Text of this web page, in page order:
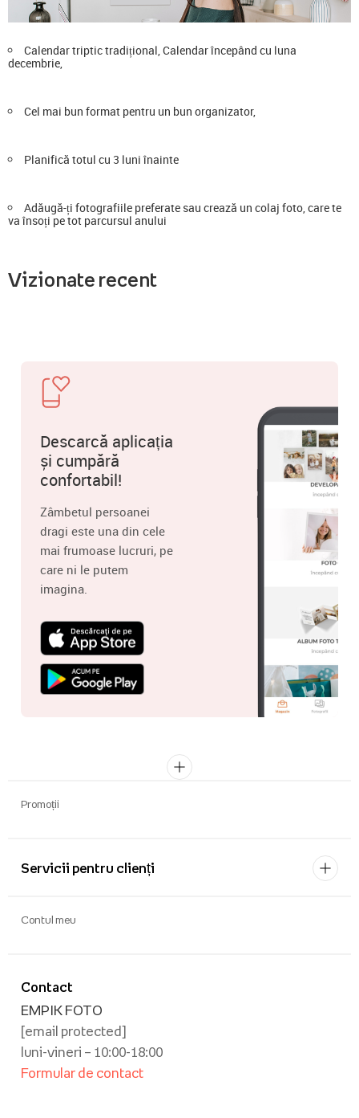
Calendar triptic tradițional, Calendar începând cu luna
decembrie,
Cel mai bun format pentru un bun organizator,
Planifică totul cu 3 luni înainte
Adăugă-ți fotografiile preferate sau crează un colaj foto, care te
va însoți pe tot parcursul anului
Vizionate recent
Descarcă aplicația
și cumpără
confortabil!
Zâmbetul persoanei
dragi este una din cele
mai frumoase lucruri, pe
care ni le putem
imagina.
Promoții
Servicii pentru clienți
Contact
EMPIK FOTO
[email protected]
luni-vineri – 10:00-18:00
Formular de contact
Contul meu